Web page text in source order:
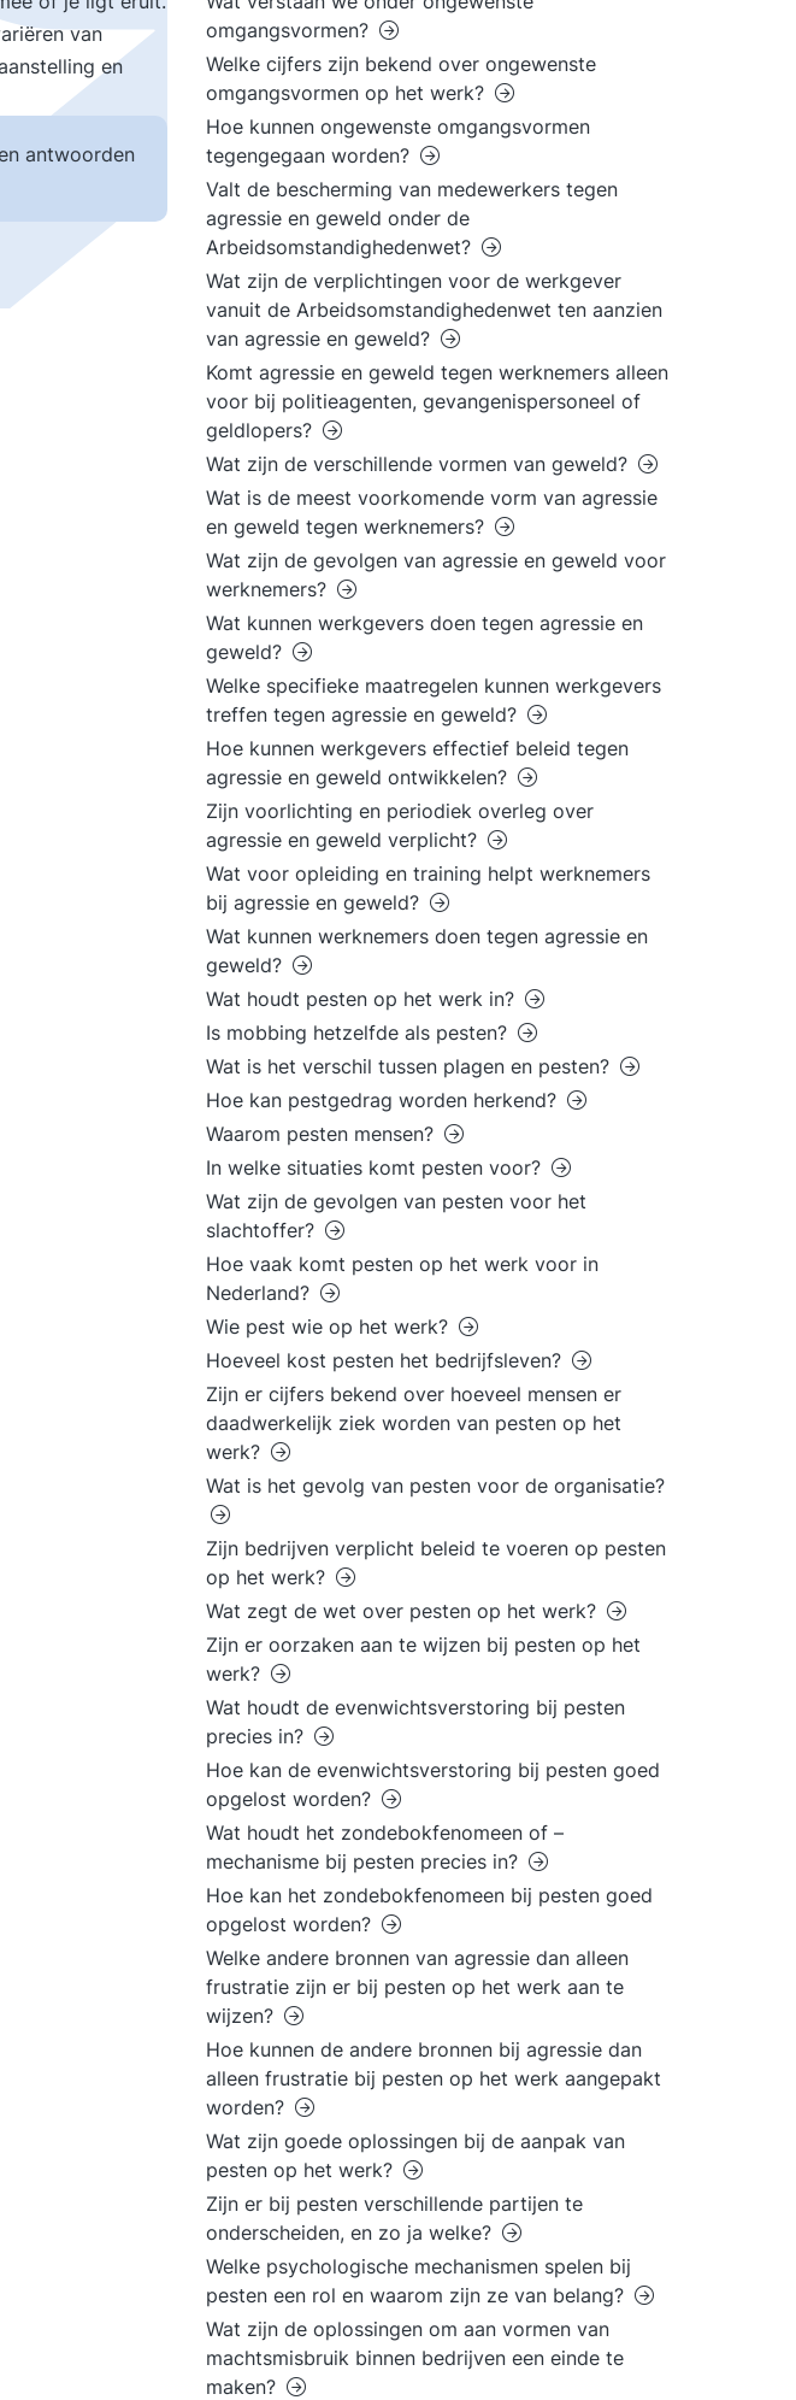
van
en
antwoorden
omgangsvormen?
Welke cijfers zijn bekend over ongewenste
omgangsvormen op het werk?
Hoe kunnen ongewenste omgangsvormen
tegengegaan worden?
Valt de bescherming van medewerkers tegen
agressie en geweld onder de
Arbeidsomstandighedenwet?
Wat zijn de verplichtingen voor de werkgever
vanuit de Arbeidsomstandighedenwet ten aanzien
van agressie en geweld?
Komt agressie en geweld tegen werknemers alleen
voor bij politieagenten, gevangenispersoneel of
geldlopers?
Wat zijn de verschillende vormen van geweld?
Wat is de meest voorkomende vorm van agressie
en geweld tegen werknemers?
Wat zijn de gevolgen van agressie en geweld voor
werknemers?
Wat kunnen werkgevers doen tegen agressie en
geweld?
Welke specifieke maatregelen kunnen werkgevers
treffen tegen agressie en geweld?
Hoe kunnen werkgevers effectief beleid tegen
agressie en geweld ontwikkelen?
Zijn voorlichting en periodiek overleg over
agressie en geweld verplicht?
Wat voor opleiding en training helpt werknemers
bij agressie en geweld?
Wat kunnen werknemers doen tegen agressie en
geweld?
Wat houdt pesten op het werk in?
Is mobbing hetzelfde als pesten?
Wat is het verschil tussen plagen en pesten?
Hoe kan pestgedrag worden herkend?
Waarom pesten mensen?
In welke situaties komt pesten voor?
Wat zijn de gevolgen van pesten voor het
slachtoffer?
Hoe vaak komt pesten op het werk voor in
Nederland?
Wie pest wie op het werk?
Hoeveel kost pesten het bedrijfsleven?
Zijn er cijfers bekend over hoeveel mensen er
daadwerkelijk ziek worden van pesten op het
werk?
Wat is het gevolg van pesten voor de organisatie?
Zijn bedrijven verplicht beleid te voeren op pesten
op het werk?
Wat zegt de wet over pesten op het werk?
Zijn er oorzaken aan te wijzen bij pesten op het
werk?
Wat houdt de evenwichtsverstoring bij pesten
precies in?
Hoe kan de evenwichtsverstoring bij pesten goed
opgelost worden?
Wat houdt het zondebokfenomeen of –
mechanisme bij pesten precies in?
Hoe kan het zondebokfenomeen bij pesten goed
opgelost worden?
Welke andere bronnen van agressie dan alleen
frustratie zijn er bij pesten op het werk aan te
wijzen?
Hoe kunnen de andere bronnen bij agressie dan
alleen frustratie bij pesten op het werk aangepakt
worden?
Wat zijn goede oplossingen bij de aanpak van
pesten op het werk?
Zijn er bij pesten verschillende partijen te
onderscheiden, en zo ja welke?
Welke psychologische mechanismen spelen bij
pesten een rol en waarom zijn ze van belang?
Wat zijn de oplossingen om aan vormen van
machtsmisbruik binnen bedrijven een einde te
maken?